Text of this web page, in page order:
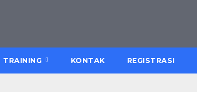
TRAINING KONTAK REGISTRASI